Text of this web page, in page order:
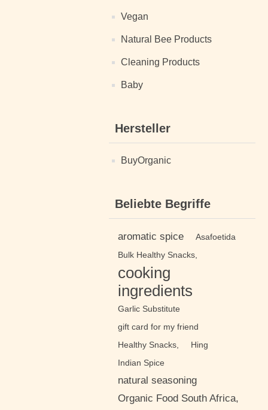
Vegan
Natural Bee Products
Cleaning Products
Baby
Hersteller
BuyOrganic
Beliebte Begriffe
aromatic spice
Asafoetida
Bulk Healthy Snacks,
cooking
ingredients
Garlic Substitute
gift card for my friend
Healthy Snacks,
Hing
Indian Spice
natural seasoning
Organic Food South Africa,